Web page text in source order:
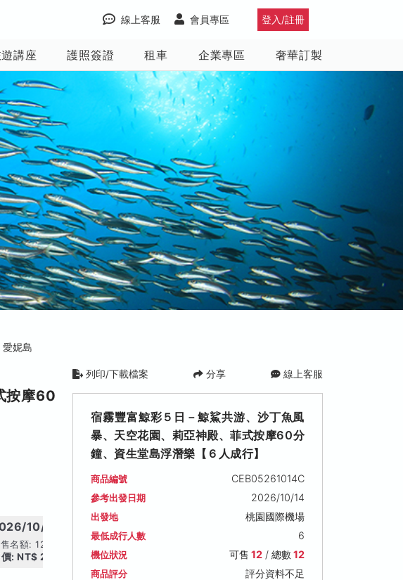
登入/註冊
會員專區
線上客服
講座 護照簽證 租車 企業專區 奢華訂製
妮島
按摩60
10/24 (六)
名額: 12
: NT$ 28,800 售價: NT$ 26,800 售價: NT$ 27,800
列印/下載檔案 分享 線上客服
宿霧豐富鯨彩５日－鯨鯊共游、沙丁魚風
暴、天空花園、莉亞神殿、菲式按摩60分
鐘、資生堂島浮潛樂【６人成行】
商品編號 CEB05261014C
參考出發日期 2026/10/14
出發地 桃園國際機場
最低成行人數 6
機位狀況 可售 12/ 總數12
商品評分 評分資料不足